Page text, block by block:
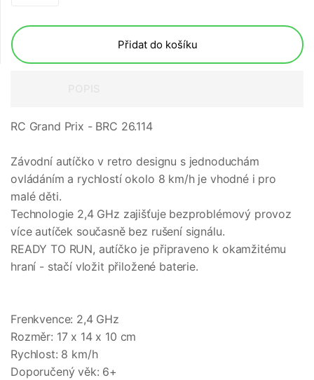
Přidat do košíku
RC Grand Prix - BRC 26.114
Závodní autíčko v retro designu s jednoduchám
ovládáním a rychlostí okolo 8 km/h je vhodné i pro
malé děti.
Technologie 2,4 GHz zajišťuje bezproblémový provoz
více autíček současně bez rušení signálu.
READY TO RUN, autíčko je připraveno k okamžitému
hraní - stačí vložit přiložené baterie.
Frenkvence: 2,4 GHz
Rozměr: 17 x 14 x 10 cm
Rychlost: 8 km/h
Doporučený věk: 6+